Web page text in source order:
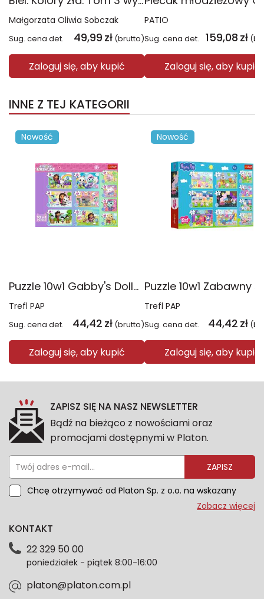
Małgorzata Oliwia Sobczak
Sug. cena det. 49,99 zł (brutto)
Zaloguj się, aby kupić
PATIO
Sug. cena det. 159,08 zł
Zaloguj się, aby kupić
INNE Z TEJ KATEGORII
Nowość
Puzzle 10w1 Gabby's Dollhouse Gabby i jej świat 96014
Trefl PAP
Sug. cena det. 44,42 zł (brutto)
Zaloguj się, aby kupić
Nowość
Trefl PAP
Sug. cena det. 44,42 zł
Zaloguj się, aby kupić
ZAPISZ SIĘ NA NASZ NEWSLETTER
Bądź na bieżąco z nowościami oraz
promocjami dostępnymi w Platon.
ZAPISZ
Chcę otrzymywać od Platon Sp. z o.o. na wskazany
przeze mnie adres e-mail informacje marketingowe
dotyczące danych osobowych znajdziesz w naszej
każdym czasie. Wycofanie zgody nie wpłynie na
zgodność z prawem przetwarzania dokonanego przed
Zobacz więcej
KONTAKT
22 329 50 00
poniedziałek - piątek 8:00-16:00
platon@platon.com.pl